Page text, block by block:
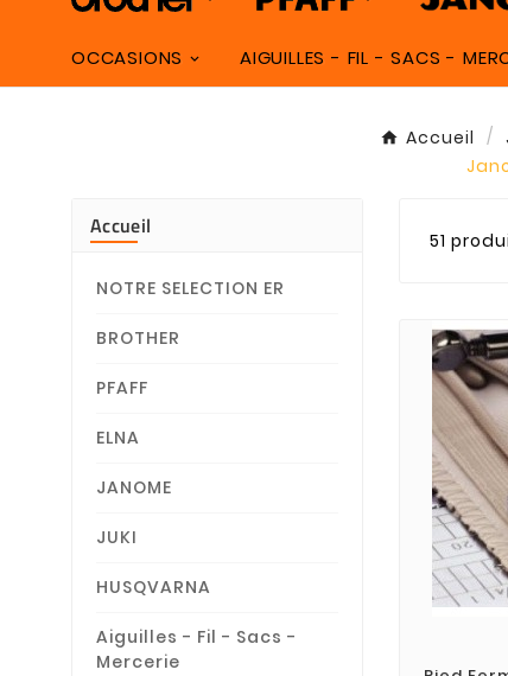
OCCASIONS AIGUILLES - FIL - SACS -
Accueil
Accueil
NOTRE SELECTION ER
BROTHER
PFAFF
ELNA
JANOME
JUKI
HUSQVARNA
Aiguilles - Fil - Sacs -
Mercerie
51